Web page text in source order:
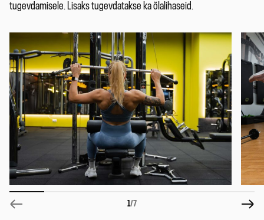
tugevdamisele. Lisaks tugevdatakse ka õlalihaseid.
1/7